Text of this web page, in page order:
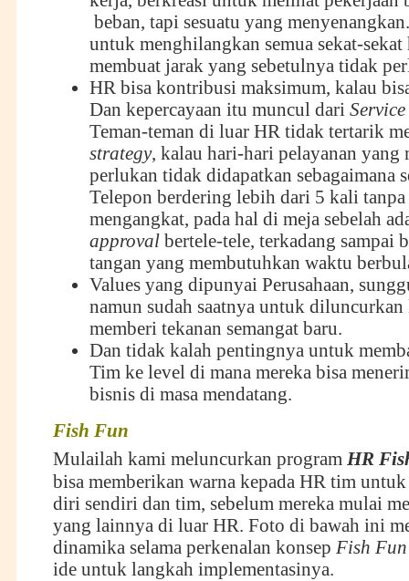
beban, tapi sesuatu yang
untuk menghilangkan semua sekat-
membuat jarak yang sebetulnya tidak
HR bisa kontribusi maksimum, kalau
Dan kepercayaan itu muncul dari Service
Teman-teman di luar HR tidak tertarik
strategy, kalau hari-hari pelayanan yang
perlukan tidak didapatkan sebagaimana
Telepon berdering lebih dari 5 kali tanpa
mengangkat, pada hal di meja sebelah
approvalbertele-tele, terkadang sampai
tangan yang membutuhkan waktu
Values yang dipunyai Perusahaan,
namun sudah saatnya untuk
memberi tekanan semangat baru.
Dan tidak kalah pentingnya untuk
Tim ke level di mana mereka bisa
bisnis di masa mendatang.
Fish Fun
Mulailah kami meluncurkan program HR
bisa memberikan warna kepada HR tim
diri sendiri dan tim, sebelum mereka mulai
yang lainnya di luar HR. Foto di bawah ini
dinamika selama perkenalan konsep Fish Fun
ide untuk langkah implementasinya.